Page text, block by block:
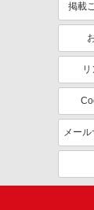
掲載
メー